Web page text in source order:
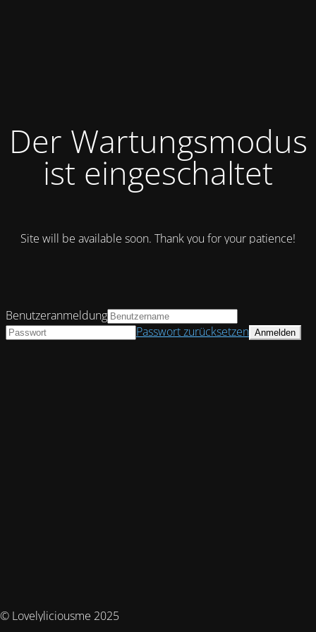
Der Wartungsmodus
ist eingeschaltet
Site will be available soon. Thank you for your patience!
© Lovelyliciousme 2025
Benutzeranmeldung
Passwort zurücksetzen